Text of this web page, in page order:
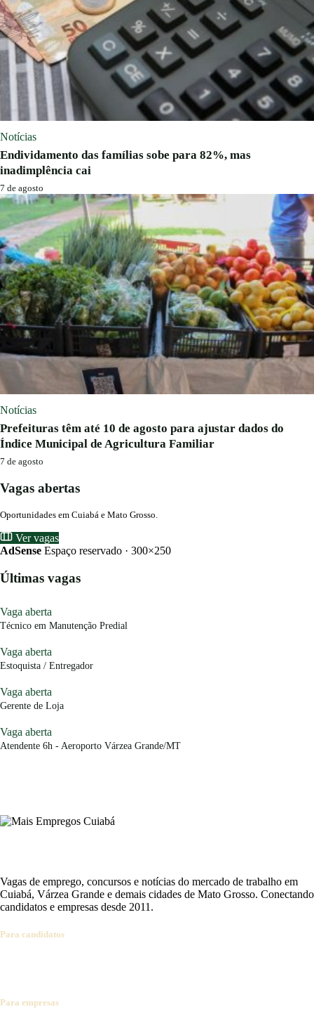
Notícias
Endividamento das famílias sobe para 82%, mas
inadimplência cai
7 de agosto
Notícias
Prefeituras têm até 10 de agosto para ajustar dados do
Índice Municipal de Agricultura Familiar
7 de agosto
Vagas abertas
Oportunidades em Cuiabá e Mato Grosso.
Ver vagas
AdSense Espaço reservado · 300×250
Últimas vagas
Vaga aberta
Técnico em Manutenção Predial
Vaga aberta
Estoquista / Entregador
Vaga aberta
Gerente de Loja
Vaga aberta
Atendente 6h - Aeroporto Várzea Grande/MT
Vagas de emprego, concursos e notícias do mercado de trabalho em
Cuiabá, Várzea Grande e demais cidades de Mato Grosso. Conectando
candidatos e empresas desde 2011.
Para candidatos
Para empresas